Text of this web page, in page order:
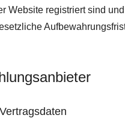
Website registriert sind und